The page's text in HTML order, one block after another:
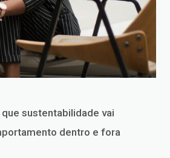
sustentabilidade vai
dentro e fora